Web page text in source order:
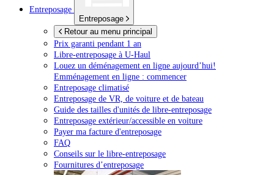
Entreposage
Entreposage
Retour au menu principal
Prix garanti pendant 1 an
Libre-entreposage à U-Haul
Louez un déménagement en ligne aujourd’hui!
Emménagement en ligne : commencer
Entreposage climatisé
Entreposage de VR, de voiture et de bateau
Guide des tailles d'unités de libre-entreposage
Entreposage extérieur/accessible en voiture
Payer ma facture d'entreposage
FAQ
Conseils sur le libre-entreposage
Fournitures d’entreposage